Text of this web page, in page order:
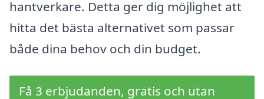
hantverkare. Detta ger dig möjlighet att
hitta det bästa alternativet som passar
både dina behov och din budget.
Få 3 erbjudanden, gratis och utan